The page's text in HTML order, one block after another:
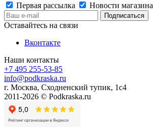
Первая рассылка
Новости магазина
Оставайтесь на связи
Вконтакте
Наши контакты
+7 495 255-53-85
info@podkraska.ru
г. Москва, Сходненский тупик, 1с4
2011-2026 © Podkraska.ru